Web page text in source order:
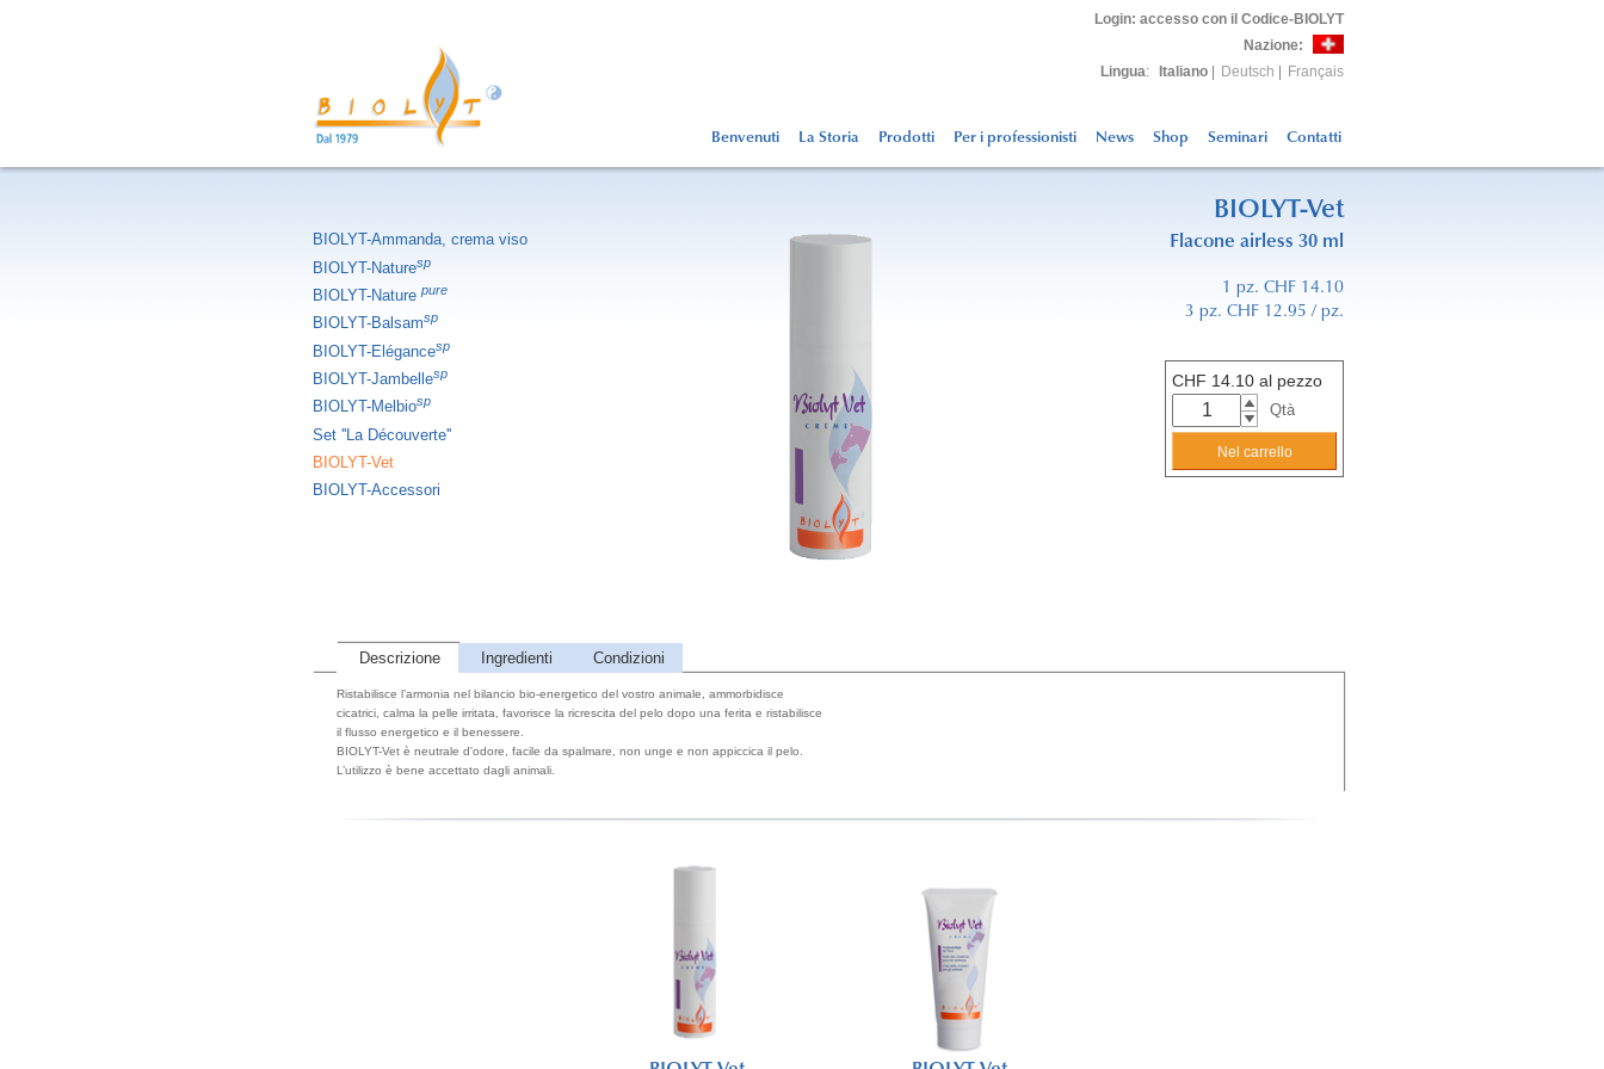
Login: accesso con il Codice-BIOLYT
Nazione:
Lingua: Italiano Deutsch Français
Benvenuti La Storia Prodotti Per i professionisti News Shop Seminari Contatti
BIOLYT-Ammanda, crema viso
BIOLYT-Naturesp
BIOLYT-Naturepure
BIOLYT-Balsamsp
BIOLYT-Elégancesp
BIOLYT-Jambellesp
BIOLYT-Melbiosp
Set ''La Découverte''
BIOLYT-Vet
BIOLYT-Accessori
BIOLYT-Vet
Flacone airless 30 ml
1 pz. CHF 14.10
3 pz. CHF 12.95 / pz.
CHF 14.10 al pezzo
Qtà
Descrizione Ingredienti Condizioni
Ristabilisce l’armonia nel bilancio bio-energetico del vostro animale, ammorbidisce
cicatrici, calma la pelle irritata, favorisce la ricrescita del pelo dopo una ferita e ristabilisce
il flusso energetico e il benessere.
BIOLYT-Vet è neutrale d'odore, facile da spalmare, non unge e non appiccica il pelo.
L’utilizzo è bene accettato dagli animali.